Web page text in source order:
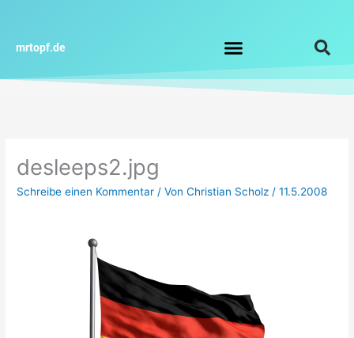
springen
mrtopf.de
desleeps2.jpg
Schreibe einen Kommentar / VonChristian Scholz /11.5.2008